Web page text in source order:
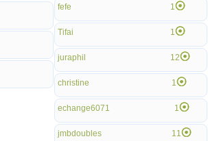
fefe 1
Tifai 1
juraphil 12
christine 1
echange6071 1
jmbdoubles 11